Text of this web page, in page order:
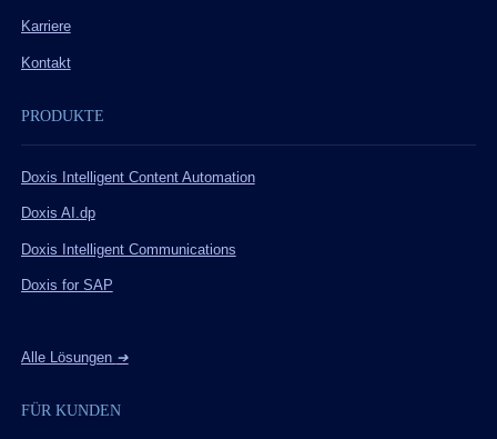
Karriere
Kontakt
PRODUKTE
Doxis Intelligent Content Automation
Doxis AI.dp
Doxis Intelligent Communications
Doxis for SAP
Alle Lösungen ➔
FÜR KUNDEN